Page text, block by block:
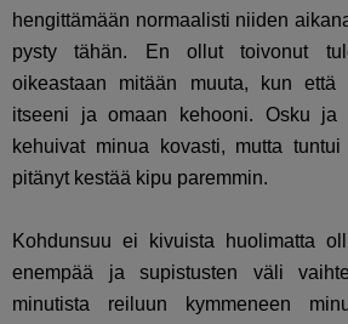
hengittämään normaalisti niiden
pysty tähän. En ollut toivonut
oikeastaan mitään muuta, kun että
itseeni ja omaan kehooni. Osku ja
kehuivat minua kovasti, mutta
pitänyt kestää kipu paremmin.
Kohdunsuu ei kivuista huolimatta
enempää ja supistusten väli
minutista reiluun kymmeneen